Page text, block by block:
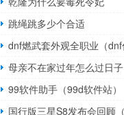
跳绳跳多少个合适
母亲不在家过年怎么过日子
99软件助手（99d软件站）